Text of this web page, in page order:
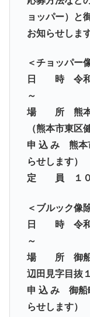
ョッパー）と
お知らせしま
＜チョッパー
日 時 令和２
～
場 所 熊本市
（熊本市東区
申 込 み 熊本
らせします）
定 員 １０
＜ブルック像
日 時 令和２
～
場 所 御船町
辺田見字目抜
申 込 み 御船
らせします）